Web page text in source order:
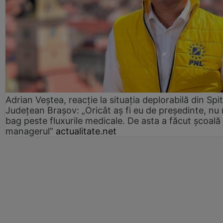
Adrian Veștea, reacție la situația deplorabilă din
Județean Brașov: „Oricât aș fi eu de președinte, nu
bag peste fluxurile medicale. De asta a făcut școală
managerul” actualitate.net